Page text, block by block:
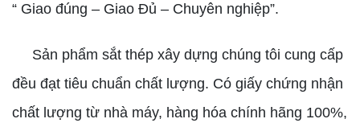
“ Giao đúng – Giao Đủ – Chuyên nghiệp”.
Sản phẩm sắt thép xây dựng chúng tôi cung cấp
đều đạt tiêu chuẩn chất lượng. Có giấy chứng nhận
chất lượng từ nhà máy, hàng hóa chính hãng 100%,